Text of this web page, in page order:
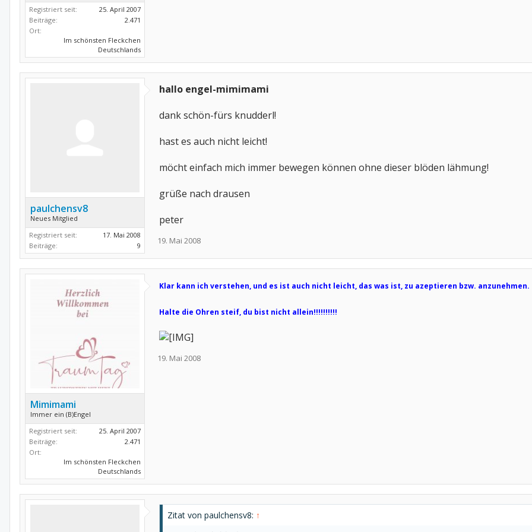
Registriert seit:
25. April 2007
Beiträge:
2.471
Ort:
Im schönsten Fleckchen
Deutschlands
paulchensv8
Neues Mitglied
Registriert seit:
17. Mai 2008
Beiträge:
9
hallo engel-mimimami
dank schön-fürs knudderl!
hast es auch nicht leicht!
möcht einfach mich immer bewegen können ohne dieser blöden lähmung!
grüße nach drausen
peter
19. Mai 2008
Mimimami
Immer ein (B)Engel
Registriert seit:
25. April 2007
Beiträge:
2.471
Ort:
Im schönsten Fleckchen
Deutschlands
Klar kann ich verstehen, und es ist auch nicht leicht, das was ist, zu azeptieren bzw. anzunehmen.
Halte die Ohren steif, du bist nicht allein!!!!!!!!!!
19. Mai 2008
Zitat von paulchensv8: ↑